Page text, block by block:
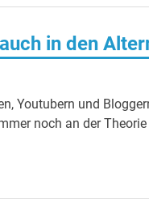
in den
Youtubern und
noch an der